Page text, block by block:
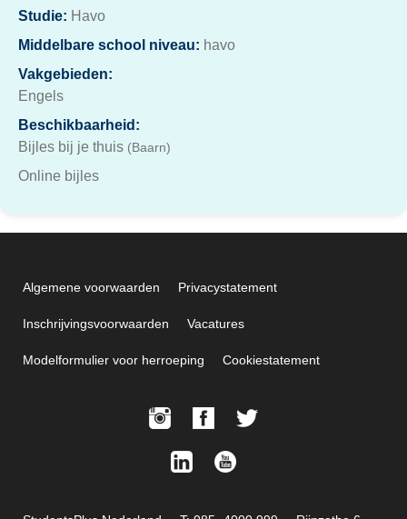
Studie: Havo
Middelbare school niveau: havo
Vakgebieden:
Engels
Beschikbaarheid:
Bijles bij je thuis (Baarn)
Online bijles
Algemene voorwaarden Privacystatement
Inschrijvingsvoorwaarden Vacatures
Modelformulier voor herroeping Cookiestatement